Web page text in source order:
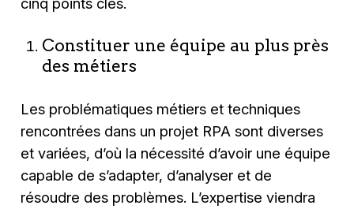
Constituer une équipe au plus près
des métiers
Les problématiques métiers et techniques
rencontrées dans un projet RPA sont diverses
et variées, d’où la nécessité d’avoir une équipe
capable de s’adapter, d’analyser et de
résoudre des problèmes. L’expertise viendra